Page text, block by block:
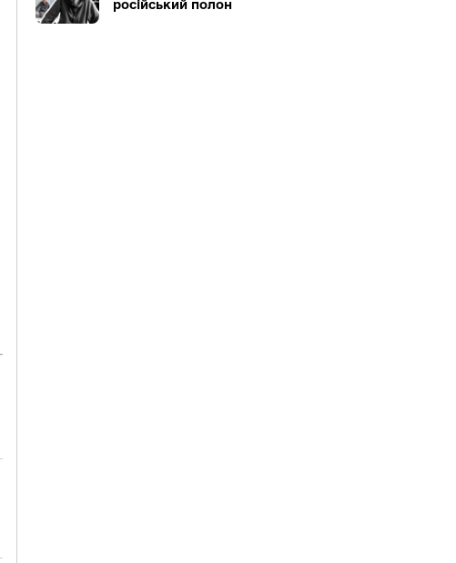
російський полон